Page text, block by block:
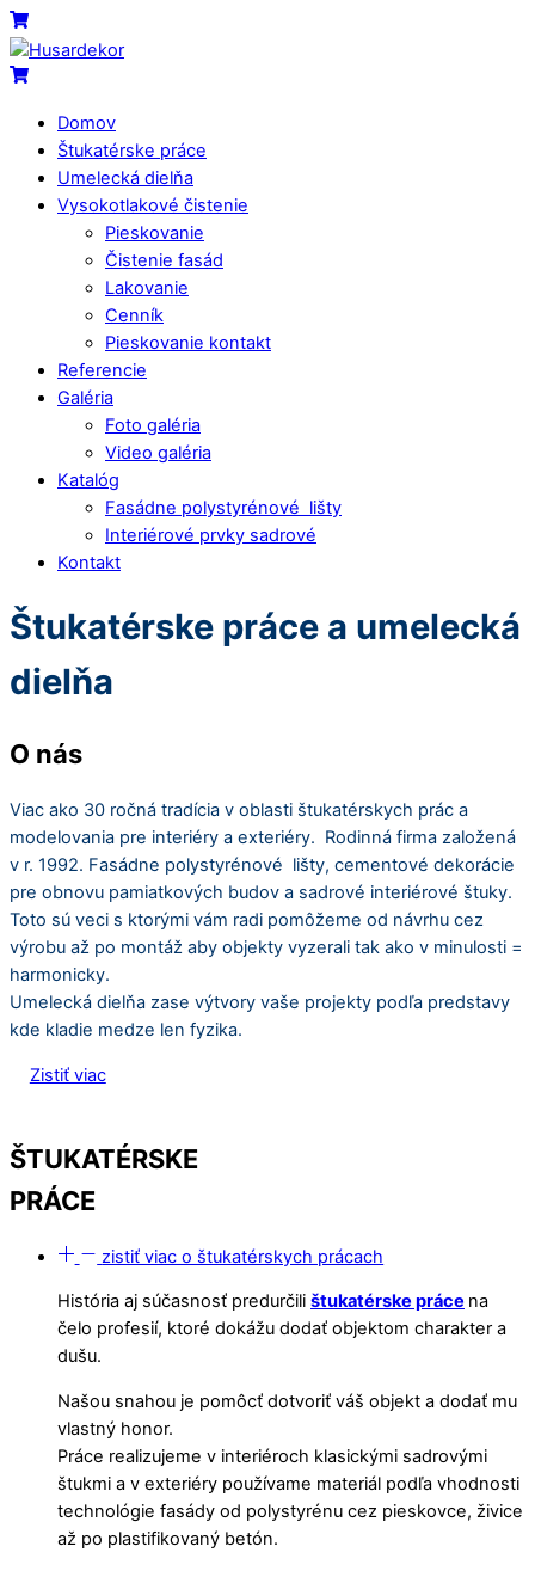
Skip
to
content
Menu
Cart
Cart
Domov
Štukatérske práce
Umelecká dielňa
Vysokotlakové čistenie
Pieskovanie
Čistenie fasád
Lakovanie
Cenník
Pieskovanie kontakt
Referencie
Galéria
Foto galéria
Video galéria
Katalóg
Fasádne polystyrénové lišty
Interiérové prvky sadrové
Kontakt
Close
Menu
Close
Cart
Štukatérske práce a umelecká
dielňa
O nás
Viac ako 30 ročná tradícia v oblasti štukatérskych prác a
modelovania pre interiéry a exteriéry. Rodinná firma založená
v r. 1992. Fasádne polystyrénové lišty, cementové dekorácie
pre obnovu pamiatkových budov a sadrové interiérové štuky.
Toto sú veci s ktorými vám radi pomôžeme od návrhu cez
výrobu až po montáž aby objekty vyzerali tak ako v minulosti =
harmonicky.
Umelecká dielňa zase výtvory vaše projekty podľa predstavy
kde kladie medze len fyzika.
Zistiť viac
ŠTUKATÉRSKE
PRÁCE
zistiť viac o štukatérskych prácach
História aj súčasnosť predurčili štukatérske práce na
čelo profesií, ktoré dokážu dodať objektom charakter a
dušu.
Našou snahou je pomôcť dotvoriť váš objekt a dodať mu
vlastný honor.
Práce realizujeme v interiéroch klasickými sadrovými
štukmi a v exteriéry používame materiál podľa vhodnosti
technológie fasády od polystyrénu cez pieskovce, živice
až po plastifikovaný betón.